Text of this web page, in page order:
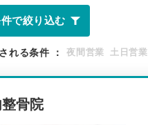
で絞り込む
れる条件 ： 夜間営業 土日営業
骨院